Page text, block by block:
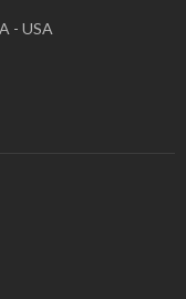
- USA